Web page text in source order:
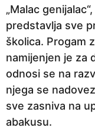
„Malac
predstavlja sve
školica. Progam
namijenjen je za
odnosi se na
njega se
sve zasniva na
abakusu.